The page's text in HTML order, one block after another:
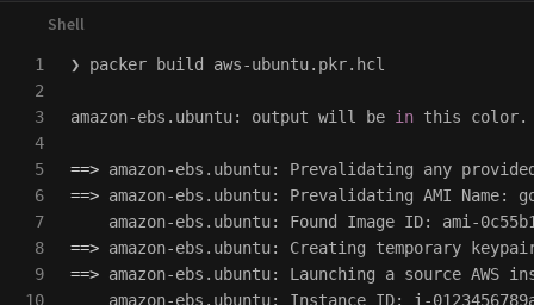
1
2
3
4
5
6
7
8
9
10
❯ packer build aws-ubuntu.pkr.hcl
amazon-ebs.ubuntu: output will be in this color.
==>
==> amazon-ebs.ubuntu: Prevalidating AMI Name:
==>
==> amazon-ebs.ubuntu: Launching a source AWS